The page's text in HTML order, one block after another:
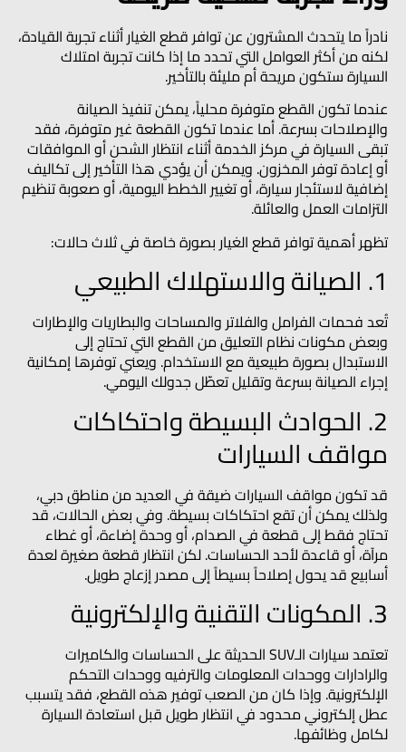
نادراً ما يتحدث المشترون عن توافر قطع الغيار أثناء تجربة القيادة،
لكنه من أكثر العوامل التي تحدد ما إذا كانت تجربة امتلاك
السيارة ستكون مريحة أم مليئة بالتأخير.
عندما تكون القطع متوفرة محلياً، يمكن تنفيذ الصيانة
والإصلاحات بسرعة. أما عندما تكون القطعة غير متوفرة، فقد
تبقى السيارة في مركز الخدمة أثناء انتظار الشحن أو الموافقات
أو إعادة توفر المخزون. ويمكن أن يؤدي هذا التأخير إلى تكاليف
إضافية لاستئجار سيارة، أو تغيير الخطط اليومية، أو صعوبة تنظيم
التزامات العمل والعائلة.
تظهر أهمية توافر قطع الغيار بصورة خاصة في ثلاث حالات:
1. الصيانة والاستهلاك الطبيعي
تُعد فحمات الفرامل والفلاتر والمساحات والبطاريات والإطارات
وبعض مكونات نظام التعليق من القطع التي تحتاج إلى
الاستبدال بصورة طبيعية مع الاستخدام. ويعني توفرها إمكانية
إجراء الصيانة بسرعة وتقليل تعطّل جدولك اليومي.
2. الحوادث البسيطة واحتكاكات
مواقف السيارات
قد تكون مواقف السيارات ضيقة في العديد من مناطق دبي،
ولذلك يمكن أن تقع احتكاكات بسيطة. وفي بعض الحالات، قد
تحتاج فقط إلى قطعة في الصدام، أو وحدة إضاءة، أو غطاء
مرآة، أو قاعدة لأحد الحساسات. لكن انتظار قطعة صغيرة لعدة
أسابيع قد يحول إصلاحاً بسيطاً إلى مصدر إزعاج طويل.
3. المكونات التقنية والإلكترونية
تعتمد سيارات الـSUV الحديثة على الحساسات والكاميرات
والرادارات ووحدات المعلومات والترفيه ووحدات التحكم
الإلكترونية. وإذا كان من الصعب توفير هذه القطع، فقد يتسبب
عطل إلكتروني محدود في انتظار طويل قبل استعادة السيارة
لكامل وظائفها.